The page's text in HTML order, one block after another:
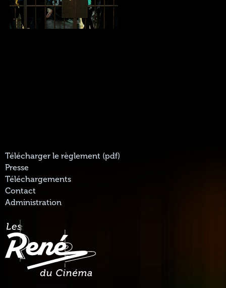
Télécharger le règlement (pdf)
Presse
Téléchargements
Contact
Administration